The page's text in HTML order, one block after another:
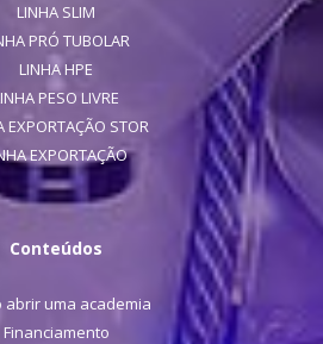
LINHA SLIM
PRÓ TUBOLAR
LINHA HPE
PESO LIVRE
EXPORTAÇÃO STOR
EXPORTAÇÃO
Conteúdos
abrir uma academia
Financiamento